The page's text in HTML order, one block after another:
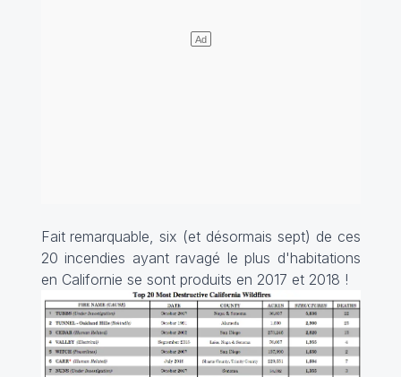
Fait remarquable, six (et désormais sept) de ces
20 incendies ayant ravagé le plus d'habitations
en Californie se sont produits en 2017 et 2018 !